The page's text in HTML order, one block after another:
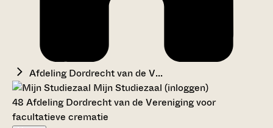
Afdeling Dordrecht van de V...
Mijn Studiezaal (inloggen)
48 Afdeling Dordrecht van de Vereniging voor
facultatieve crematie